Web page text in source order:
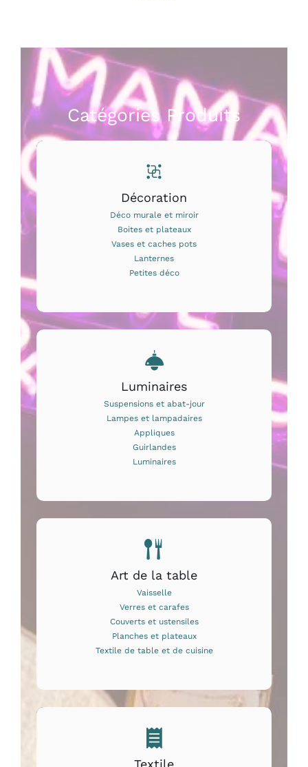
Catégories Produits
Décoration
Déco murale et miroir
Boites et plateaux
Vases et caches pots
Lanternes
Petites déco
Luminaires
Suspensions et abat-jour
Lampes et lampadaires
Appliques
Guirlandes
Luminaires
Art de la table
Vaisselle
Verres et carafes
Couverts et ustensiles
Planches et plateaux
Textile de table et de cuisine
Textile